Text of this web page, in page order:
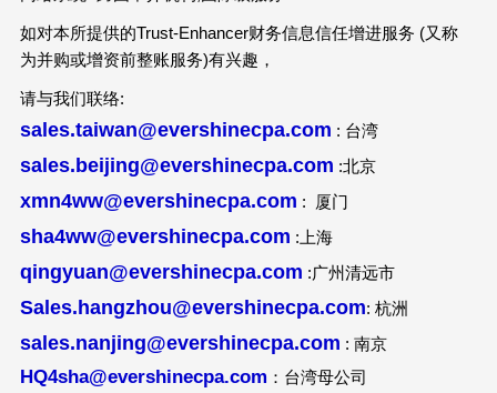
如对本所提供的Trust-Enhancer财务信息信任增进服务 (又称
为并购或增资前整账服务)有兴趣，
请与我们联络:
sales.taiwan@evershinecpa.com : 台湾
sales.beijing@evershinecpa.com :北京
xmn4ww@evershinecpa.com : 厦门
sha4ww@evershinecpa.com :上海
qingyuan@evershinecpa.com :广州清远市
Sales.hangzhou@evershinecpa.com: 杭洲
sales.nanjing@evershinecpa.com : 南京
HQ4sha@evershinecpa.com ：台湾母公司